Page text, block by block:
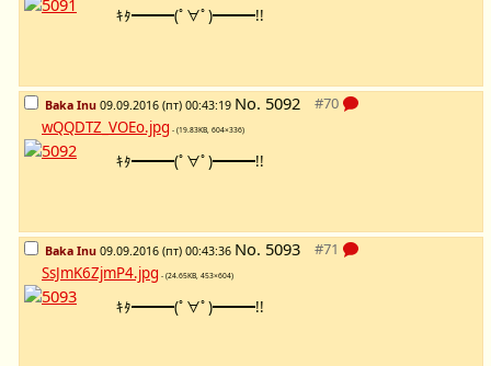
ｷﾀ━━━(ﾟ∀ﾟ)━━━!!
Baka Inu 09.09.2016 (пт) 00:43:19 No. 5092
wQQDTZ_VOEo.jpg - (19.83KB, 604×336)
ｷﾀ━━━(ﾟ∀ﾟ)━━━!!
Baka Inu 09.09.2016 (пт) 00:43:36 No. 5093
SsJmK6ZjmP4.jpg - (24.65KB, 453×604)
ｷﾀ━━━(ﾟ∀ﾟ)━━━!!